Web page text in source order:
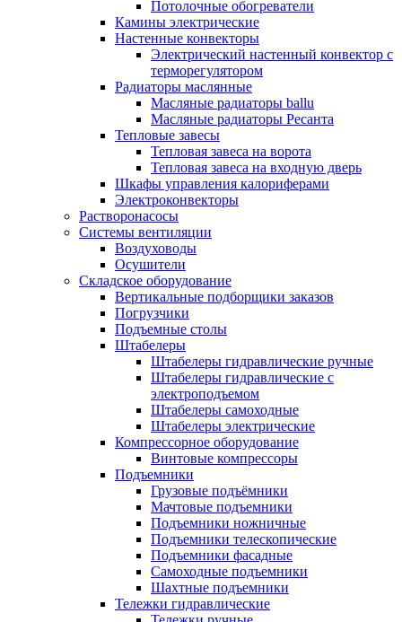
Потолочные обогреватели
Камины электрические
Настенные конвекторы
Электрический настенный конвектор с
терморегулятором
Радиаторы маслянные
Масляные радиаторы ballu
Масляные радиаторы Ресанта
Тепловые завесы
Тепловая завеса на ворота
Тепловая завеса на входную дверь
Шкафы управления калориферами
Электроконвекторы
Растворонасосы
Системы вентиляции
Воздуховоды
Осушители
Складское оборудование
Вертикальные подборщики заказов
Погрузчики
Подъемные столы
Штабелеры
Штабелеры гидравлические ручные
Штабелеры гидравлические с
электроподъемом
Штабелеры самоходные
Штабелеры электрические
Компрессорное оборудование
Винтовые компрессоры
Подъемники
Грузовые подъёмники
Мачтовые подъемники
Подъемники ножничные
Подъемники телескопические
Подъемники фасадные
Самоходные подъемники
Шахтные подъемники
Тележки гидравлические